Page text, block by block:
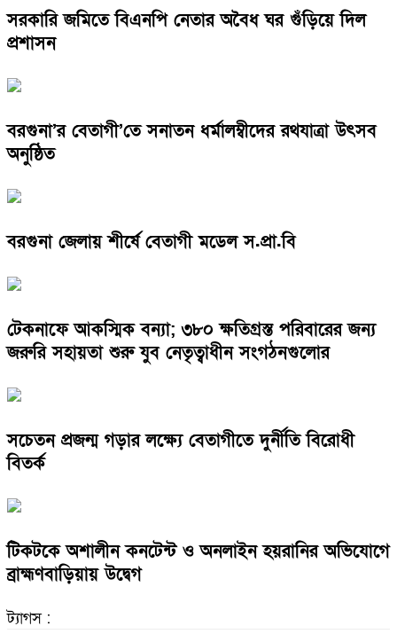
সরকারি জমিতে বিএনপি নেতার অবৈধ ঘর গুঁড়িয়ে দিল
প্রশাসন
বরগুনা’র বেতাগী’তে সনাতন ধর্মালম্বীদের রথযাত্রা উৎসব
অনুষ্ঠিত
বরগুনা জেলায় শীর্ষে বেতাগী মডেল স.প্রা.বি
টেকনাফে আকস্মিক বন্যা; ৩৮০ ক্ষতিগ্রস্ত পরিবারের জন্য
জরুরি সহায়তা শুরু যুব নেতৃত্বাধীন সংগঠনগুলোর
সচেতন প্রজন্ম গড়ার লক্ষ্যে বেতাগীতে দুর্নীতি বিরোধী
বিতর্ক
টিকটকে অশালীন কনটেন্ট ও অনলাইন হয়রানির অভিযোগে
ব্রাহ্মণবাড়িয়ায় উদ্বেগ
ট্যাগস :